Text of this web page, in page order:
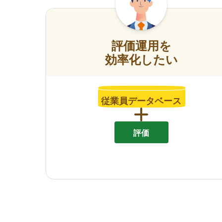
評価運用を
効率化したい
従業員データベース
評価